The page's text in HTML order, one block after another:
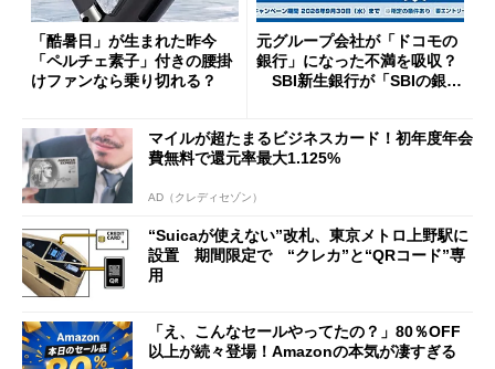
「酷暑日」が生まれた昨今
「ペルチェ素子」付きの腰掛
けファンなら乗り切れる？
元グループ会社が「ドコモの
銀行」になった不満を吸収？
SBI新生銀行が「SBIの銀
開催
マイルが超たまるビジネスカード！初年度年会
費無料で還元率最大1.125%
AD（クレディセゾン）
“Suicaが使えない”改札、東京メトロ上野駅に
設置 期間限定で “クレカ”と“QRコード”専
用
「え、こんなセールやってたの？」80％OFF
以上が続々登場！Amazonの本気が凄すぎる